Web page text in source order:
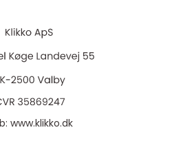
www.klikko.dk